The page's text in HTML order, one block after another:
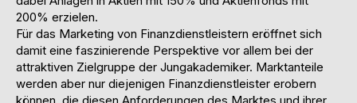
200% erzielen.
Für das Marketing von Finanzdienstleistern eröffnet sich
damit eine faszinierende Perspektive vor allem bei der
attraktiven Zielgruppe der Jungakademiker. Marktanteile
werden aber nur diejenigen Finanzdienstleister erobern